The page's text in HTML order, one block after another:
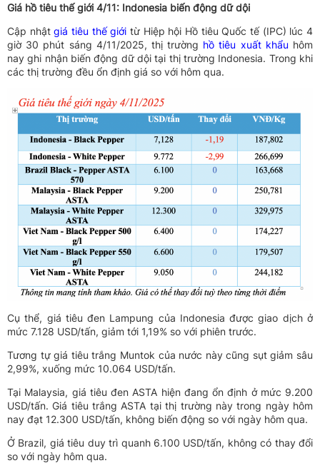
Giá hồ tiêu thế giới 4/11: Indonesia biến động dữ dội
Cập nhậtgiá tiêu thế giới từ Hiệp hội Hồ tiêu Quốc tế (IPC) lúc 4
giờ 30 phút sáng 4/11/2025, thị trường hồ tiêu xuất khẩu hôm
nay ghi nhận biến động dữ dội tại thị trường Indonesia. Trong khi
các thị trường đều ổn định giá so với hôm qua.
Cụ thể, giá tiêu đen Lampung của Indonesia được giao dịch ở
mức 7.128 USD/tấn, giảm tới 1,19% so với phiên trước.
Tương tự giá tiêu trắng Muntok của nước này cũng sụt giảm sâu
2,99%, xuống mức 10.064 USD/tấn.
Tại Malaysia, giá tiêu đen ASTA hiện đang ổn định ở mức 9.200
USD/tấn. Giá tiêu trắng ASTA tại thị trường này trong ngày hôm
nay đạt 12.300 USD/tấn, không biến động so với ngày hôm qua.
Ở Brazil, giá tiêu duy trì quanh 6.100 USD/tấn, không có thay đổi
so với ngày hôm qua.